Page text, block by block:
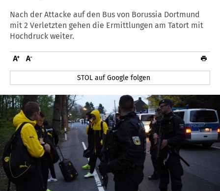
Nach der Attacke auf den Bus von Borussia Dortmund
mit 2 Verletzten gehen die Ermittlungen am Tatort mit
Hochdruck weiter.
STOL auf Google folgen